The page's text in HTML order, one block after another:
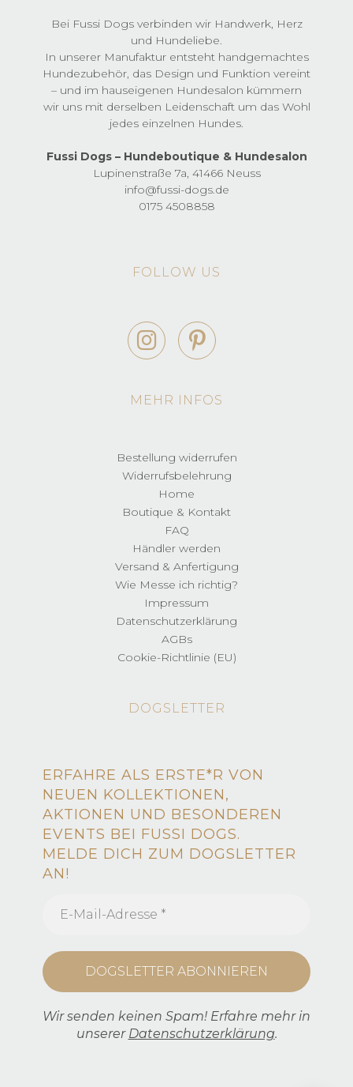
Bei Fussi Dogs verbinden wir Handwerk, Herz
und Hundeliebe.
In unserer Manufaktur entsteht handgemachtes
Hundezubehör, das Design und Funktion vereint
– und im hauseigenen Hundesalon kümmern
wir uns mit derselben Leidenschaft um das Wohl
jedes einzelnen Hundes.
Fussi Dogs – Hundeboutique & Hundesalon
Lupinenstraße 7a, 41466 Neuss
info@fussi-dogs.de
0175 4508858
FOLLOW US
MEHR INFOS
Bestellung widerrufen
Widerrufsbelehrung
Home
Boutique & Kontakt
FAQ
Händler werden
Versand & Anfertigung
Wie Messe ich richtig?
Impressum
Datenschutzerklärung
AGBs
Cookie-Richtlinie (EU)
DOGSLETTER
ERFAHRE ALS ERSTE*R VON
NEUEN KOLLEKTIONEN,
AKTIONEN UND BESONDEREN
EVENTS BEI FUSSI DOGS.
MELDE DICH ZUM DOGSLETTER
AN!
Wir senden keinen Spam! Erfahre mehr in
unserer Datenschutzerklärung.